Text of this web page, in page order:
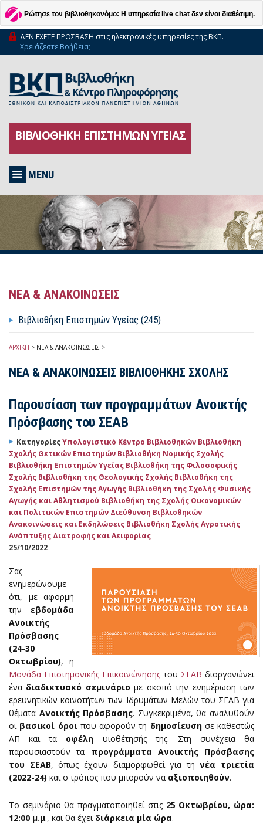
Ρώτησε τον βιβλιοθηκονόμο: Η υπηρεσία live chat δεν είναι διαθέσιμη.
ΔΕΝ ΕΧΕΤΕ ΠΡΟΣΒΑΣΗ στις ηλεκτρονικές υπηρεσίες της ΒΚΠ.
Χρειάζεστε Βοήθεια;
ΒΙΒΛΙΟΘΗΚΗ ΕΠΙΣΤΗΜΩΝ ΥΓΕΙΑΣ
MENU
ΝΕΑ & ΑΝΑΚΟΙΝΩΣΕΙΣ
Βιβλιοθήκη Επιστημών Υγείας (245)
ΑΡΧΙΚΗ > ΝΕΑ & ΑΝΑΚΟΙΝΩΣΕΙΣ >
ΝΕΑ & ΑΝΑΚΟΙΝΩΣΕΙΣ ΒΙΒΛΙΟΘΗΚΗΣ ΣΧΟΛΗΣ
Παρουσίαση των προγραμμάτων Ανοικτής
Πρόσβασης του ΣΕΑΒ
ΚατηγορίεςΥπολογιστικό Κέντρο Βιβλιοθηκών Βιβλιοθήκη
Σχολής Θετικών Επιστημών Βιβλιοθήκη Νομικής Σχολής
Βιβλιοθήκη Επιστημών Υγείας Βιβλιοθήκη της Φιλοσοφικής
Σχολής Βιβλιοθήκη της Θεολογικής Σχολής Βιβλιοθήκη της
Σχολής Επιστημών της Αγωγής Βιβλιοθήκη της Σχολής Φυσικής
Αγωγής και Αθλητισμού Βιβλιοθήκη της Σχολής Οικονομικών
και Πολιτικών Επιστημών Διεύθυνση Βιβλιοθηκών
Ανακοινώσεις και Εκδηλώσεις Βιβλιοθήκη Σχολής Αγροτικής
Ανάπτυξης Διατροφής και Αειφορίας
25/10/2022
Σας
ενημερώνουμε
ότι, με αφορμή
την εβδομάδα
Ανοικτής
Πρόσβασης
(24-30
Οκτωβρίου), η
Μονάδα Επιστημονικής Επικοινώνησης του ΣΕΑΒδιοργανώνει
ένα διαδικτυακό σεμινάριο με σκοπό την ενημέρωση των
ερευνητικών κοινοτήτων των Ιδρυμάτων-Μελών του ΣΕΑΒ για
θέματα Ανοικτής Πρόσβασης. Συγκεκριμένα, θα αναλυθούν
οι βασικοί όροιπου αφορούν τη δημοσίευση σε καθεστώς
ΑΠ και τα οφέλη υιοθέτησής της. Στη συνέχεια θα
παρουσιαστούν τα προγράμματα Ανοικτής Πρόσβασης
του ΣΕΑΒ, όπως έχουν διαμορφωθεί για τη νέα τριετία
(2022-24) και ο τρόπος που μπορούν να αξιοποιηθούν.
Το σεμινάριο θα πραγματοποιηθεί στις 25 Οκτωβρίου, ώρα:
12:00 μ.μ., και θα έχει διάρκεια μία ώρα.